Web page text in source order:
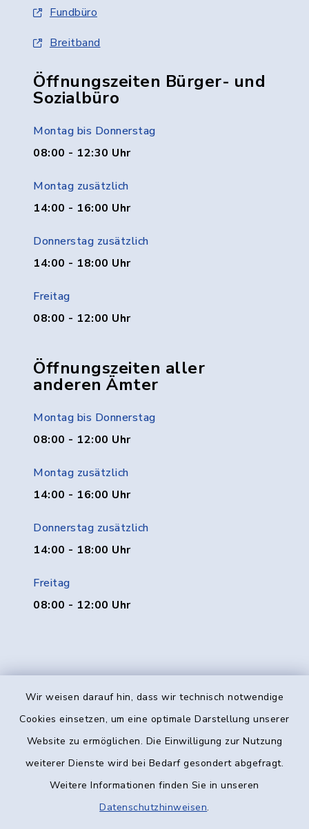
Wir weisen darauf hin, dass wir technisch notwendige
Cookies einsetzen, um eine optimale Darstellung unserer
Website zu ermöglichen. Die Einwilligung zur Nutzung
weiterer Dienste wird bei Bedarf gesondert abgefragt.
Weitere Informationen finden Sie in unseren
Datenschutzhinweisen.
Fundbüro
Breitband
Öffnungszeiten Bürger- und
Sozialbüro
Montag bis Donnerstag
08:00 - 12:30 Uhr
Montag zusätzlich
14:00 - 16:00 Uhr
Donnerstag zusätzlich
14:00 - 18:00 Uhr
Freitag
08:00 - 12:00 Uhr
Öffnungszeiten aller
anderen Ämter
Montag bis Donnerstag
08:00 - 12:00 Uhr
Montag zusätzlich
14:00 - 16:00 Uhr
Donnerstag zusätzlich
14:00 - 18:00 Uhr
Freitag
08:00 - 12:00 Uhr
Kontakt
Datenschutz